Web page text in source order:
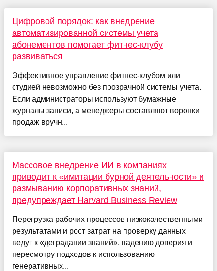
Цифровой порядок: как внедрение
автоматизированной системы учета
абонементов помогает фитнес-клубу
развиваться
Эффективное управление фитнес-клубом или
студией невозможно без прозрачной системы учета.
Если администраторы используют бумажные
журналы записи, а менеджеры составляют воронки
продаж вручн...
Массовое внедрение ИИ в компаниях
приводит к «имитации бурной деятельности» и
размыванию корпоративных знаний,
предупреждает Harvard Business Review
Перегрузка рабочих процессов низкокачественными
результатами и рост затрат на проверку данных
ведут к «деградации знаний», падению доверия и
пересмотру подходов к использованию
генеративных...